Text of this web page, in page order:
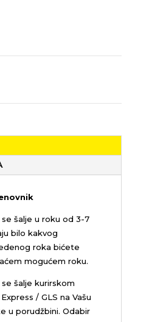
šalje u roku od 3-7
bilo kakvog
roka bićete
mogućem roku.
šalje kurirskom
/ GLS na Vašu
u porudžbini. Odabir